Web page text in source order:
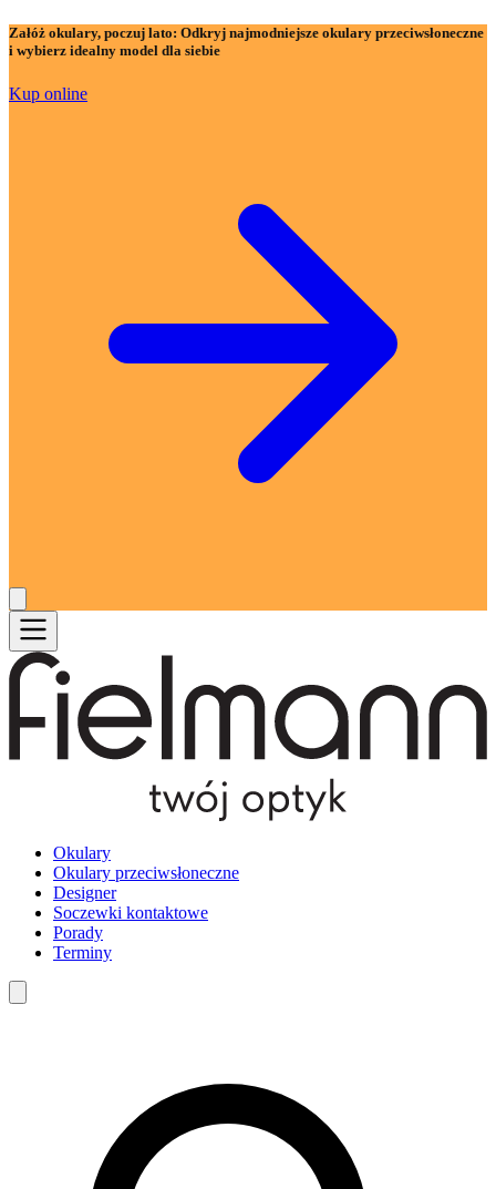
Załóż okulary, poczuj lato: Odkryj najmodniejsze okulary przeciwsłoneczne
i wybierz idealny model dla siebie
Kup online
Okulary
Okulary przeciwsłoneczne
Designer
Soczewki kontaktowe
Porady
Terminy